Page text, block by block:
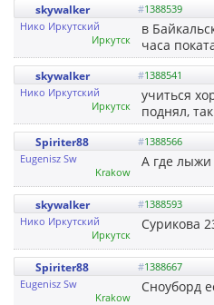
skywalker #1388539
Нико Иркутский
Иркутск
в
часа
skywalker #1388541
Нико Иркутский
Иркутск
учиться
поднял,
Spiriter88 #1388566
Eugenisz Sw
Krakow
А где лыжи
skywalker #1388593
Нико Иркутский
Иркутск
Сурикова
Spiriter88 #1388667
Eugenisz Sw
Krakow
Сноуборд